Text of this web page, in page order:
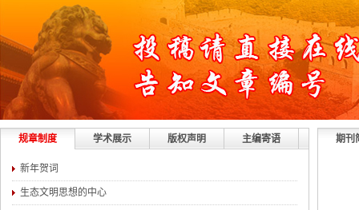
规章制度 学术展示 版权声明 主编寄语
新年贺词
生态文明思想的中心
期刊